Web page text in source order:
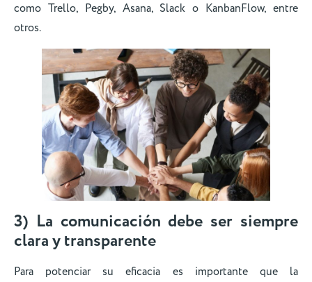
como Trello, Pegby, Asana, Slack o KanbanFlow, entre
otros.
3) La comunicación debe ser siempre
clara y transparente
Para potenciar su eficacia es importante que la